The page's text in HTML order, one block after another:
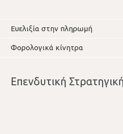
Ευελιξία στην πληρωμή
Φορολογικά κίνητρα
Επενδυτική Στρατηγική